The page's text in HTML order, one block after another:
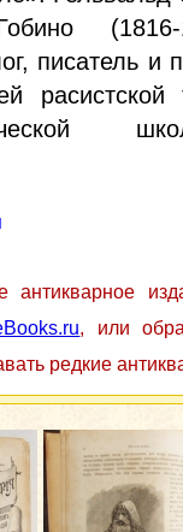
писатель и
расистской
антикварное
, или
редкие